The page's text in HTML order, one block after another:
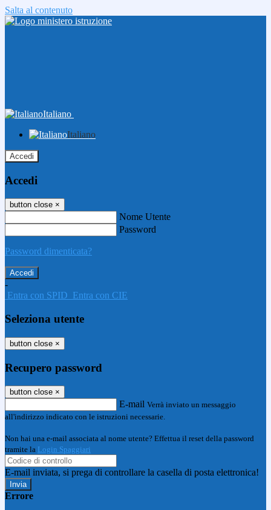
Salta al contenuto
Italiano
Italiano
Accedi
Accedi
button close ×
Nome Utente
Password
Password dimenticata?
-
Entra con SPID Entra con CIE
Seleziona utente
button close ×
Recupero password
button close ×
E-mail Verrà inviato un messaggio
all'indirizzo indicato con le istruzioni necessarie.
Non hai una e-mail associata al nome utente? Effettua il reset della password
tramite la Login Spaggiari
E-mail inviata, si prega di controllare la casella di posta elettronica!
Errore